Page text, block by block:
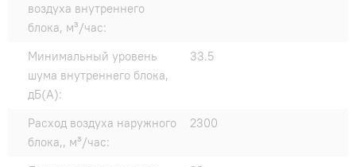
воздуха внутреннего
блока, м³/час:
Минимальный уровень
шума внутреннего блока,
дБ(А):
33.5
Расход воздуха наружного
блока,, м³/час:
2300